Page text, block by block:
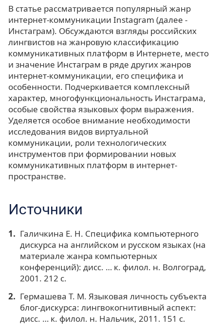
В статье рассматривается популярный жанр
интернет-коммуникации Instagram (далее -
Инстаграм). Обсуждаются взгляды российских
лингвистов на жанровую классификацию
коммуникативных платформ в Интернете, место
и значение Инстаграм в ряде других жанров
интернет-коммуникации, его специфика и
особенности. Подчеркивается комплексный
характер, многофункциональность Инстаграма,
особые свойства языковых форм выражения.
Уделяется особое внимание необходимости
исследования видов виртуальной
коммуникации, роли технологических
инструментов при формировании новых
коммуникативных платформ в интернет-
пространстве.
Источники
Галичкина Е. Н. Специфика компьютерного
дискурса на английском и русском языках (на
материале жанра компьютерных
конференций): дисс. … к. филол. н. Волгоград,
2001. 212 с.
Гермашева Т. М. Языковая личность субъекта
блог-дискурса: лингвокогнитивный аспект:
дисс. … к. филол. н. Нальчик, 2011. 151 с.